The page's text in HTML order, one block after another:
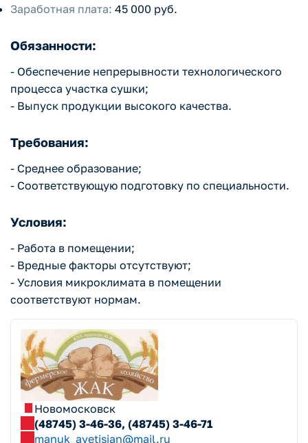
Заработная плата: 45 000 руб.
Обязанности:
- Обеспечение непрерывности технологического
процесса участка сушки;
- Выпуск продукции высокого качества.
Требования:
- Среднее образование;
- Соответствующую подготовку по специальности.
Условия:
- Работа в помещении;
- Вредные факторы отсутствуют;
- Условия микроклимата в помещении
соответствуют нормам.
Новомосковск
(48745) 3-46-36, (48745) 3-46-71
manuk_avetisjan@mail.ru